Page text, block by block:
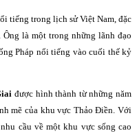
tiếng trong lịch sử Việt Nam, đặc
là một trong những lãnh đạo
Pháp nổi tiếng vào cuối thế kỷ
được hình thành từ những năm
mẽ của khu vực Thảo Điền. Với
cầu về một khu vực sống cao